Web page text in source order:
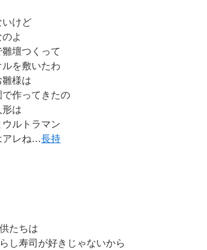
けど
よ
壇つくって
を敷いたわ
様は
作ってきたの
は
ルトラマン
アレね…長持
たちは
し寿司が好きじゃないから